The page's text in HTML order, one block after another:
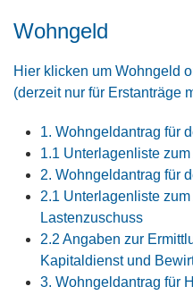
Wohngeld
Hier klicken um Wohngeld
(derzeit nur für Erstanträge
1. Wohngeldantrag für
1.1 Unterlagenliste
2. Wohngeldantrag für
2.1 Unterlagenliste
Lastenzuschuss
2.2 Angaben zur
Kapitaldienst und
3. Wohngeldantrag für